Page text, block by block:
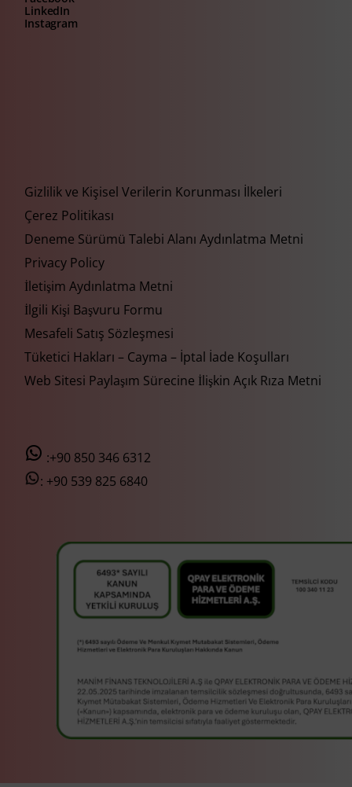
LinkedIn
Instagram
Gizlilik ve Kişisel Verilerin Korunması İlkeleri
Çerez Politikası
Deneme Sürümü Talebi Alanı Aydınlatma Metni
Privacy Policy
İletişim Aydınlatma Metni
İlgili Kişi Başvuru Formu
Mesafeli Satış Sözleşmesi
Tüketici Hakları – Cayma – İptal İade Koşulları
Web Sitesi Paylaşım Sürecine İlişkin Açık Rıza Metni
:+90 850 346 6312
: +90 539 825 6840